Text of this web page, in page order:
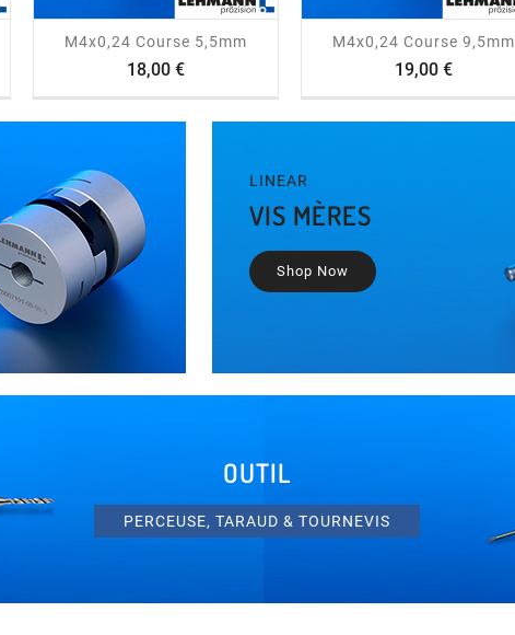
visibility
M4x0,24 Course 5,5mm
18,00 €Prix
visibility
M4x0,24 Course 9,5mm
19,00 €Prix
LINEAR
VIS MÈRES
Shop Now
OUTIL
PERCEUSE, TARAUD & TOURNEVIS